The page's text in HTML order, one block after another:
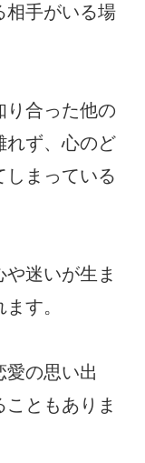
相手がいる場
り合った他の
れず、心のど
しまっている
迷いが生ま
す。
の思い出
ともありま